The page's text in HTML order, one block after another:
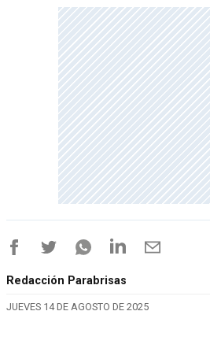
Redacción Parabrisas
JUEVES 14 DE AGOSTO DE 2025